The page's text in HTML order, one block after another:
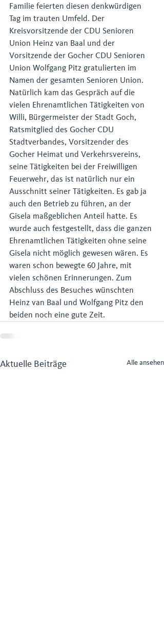
Familie feierten diesen denkwürdigen
Tag im trauten Umfeld. Der
Kreisvorsitzende der CDU Senioren
Union Heinz van Baal und der
Vorsitzende der Gocher CDU Senioren
Union Wolfgang Pitz gratulierten im
Namen der gesamten Senioren Union.
Natürlich kam das Gespräch auf die
vielen Ehrenamtlichen Tätigkeiten von
Willi, Bürgermeister der Stadt Goch,
Ratsmitglied des Gocher CDU
Stadtverbandes, Vorsitzender des
Gocher Heimat und Verkehrsvereins,
seine Tätigkeiten bei der Freiwilligen
Feuerwehr, das ist natürlich nur ein
Ausschnitt seiner Tätigkeiten. Es gab ja
auch den Betrieb zu führen, an der
Gisela maßgeblichen Anteil hatte. Es
wurde auch festgestellt, dass die ganzen
Ehrenamtlichen Tätigkeiten ohne seine
Gisela nicht möglich gewesen wären. Es
waren schon bewegte 60 Jahre, mit
vielen schönen Erinnerungen. Zum
Abschluss des Besuches wünschten
Heinz van Baal und Wolfgang Pitz den
beiden noch eine gute Zeit.
Aktuelle Beiträge Alle ansehen